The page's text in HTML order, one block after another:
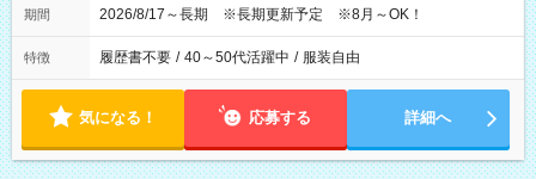
期間 2026/8/17～長期 ※長期更新予定 ※8月～OK！
特徴 履歴書不要 / 40～50代活躍中 / 服装自由
気になる！ 応募する 詳細へ